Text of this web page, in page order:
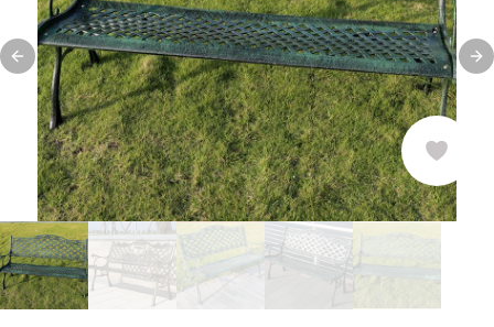
Previous slide